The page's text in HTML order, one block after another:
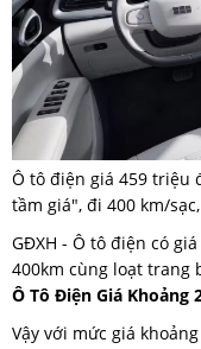
Ô tô điện giá 459 triệu
tầm giá", đi 400 km/
GĐXH - Ô tô điện có
400km cùng loạt trang
Ô Tô Điện Giá Khoảng
Vậy với mức giá